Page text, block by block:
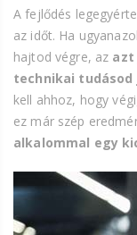
A fejlődés
az időt. Ha
hajtod végre, az azt
technikai tudásod
kell ahhoz, hogy
ez már szép
alkalommal egy